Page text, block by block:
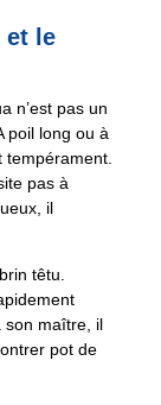
et le
n’est pas un
poil long ou à
pas à
il
têtu.
son maître, il
pot de